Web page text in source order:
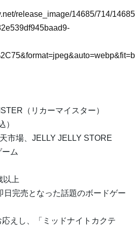
release_image/14685/714/
（リカーマイスター）
）
市場、JELLY JELLY STORE
ム
以上
日完売となった話題のボードゲー
えし、「ミッドナイトカクテ